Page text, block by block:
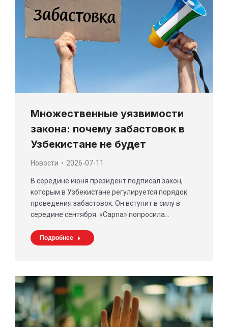
Множественные уязвимости
закона: почему забастовок в
Узбекистане не будет
Новости 2026-07-11
В середине июня президент подписал закон,
которым в Узбекистане регулируется порядок
проведения забастовок. Он вступит в силу в
середине сентября. «Сарпа» попросила…
Подробнее